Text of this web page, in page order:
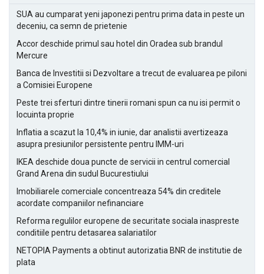
SUA au cumparat yeni japonezi pentru prima data in peste un
deceniu, ca semn de prietenie
Accor deschide primul sau hotel din Oradea sub brandul
Mercure
Banca de Investitii si Dezvoltare a trecut de evaluarea pe piloni
a Comisiei Europene
Peste trei sferturi dintre tinerii romani spun ca nu isi permit o
locuinta proprie
Inflatia a scazut la 10,4% in iunie, dar analistii avertizeaza
asupra presiunilor persistente pentru IMM-uri
IKEA deschide doua puncte de servicii in centrul comercial
Grand Arena din sudul Bucurestiului
Imobiliarele comerciale concentreaza 54% din creditele
acordate companiilor nefinanciare
Reforma regulilor europene de securitate sociala inaspreste
conditiile pentru detasarea salariatilor
NETOPIA Payments a obtinut autorizatia BNR de institutie de
plata